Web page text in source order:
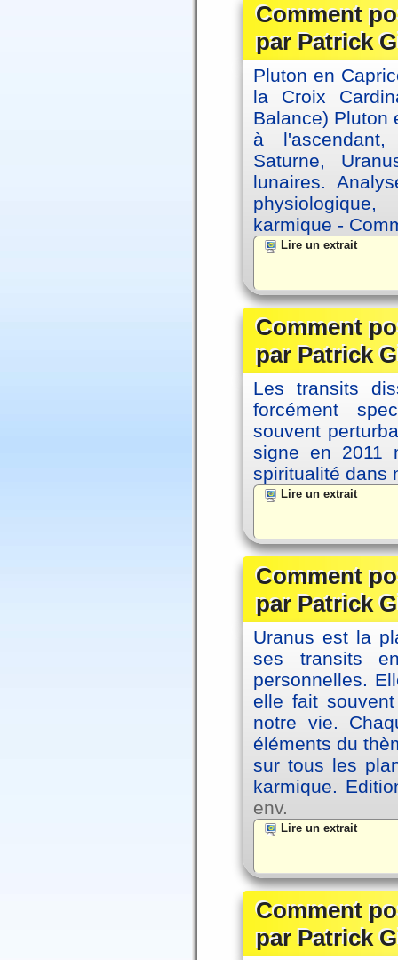
Comment
par Patrick
Pluton en
la Croix
Balance) Pluton
à
Saturne,
lunaires.
karmique -
Lire un extrait
Comment
par Patrick
Les transits
forcément
souvent
signe en 2011
spiritualité dans
Lire un extrait
Comment
par Patrick
Uranus est la
ses transits
personnelles.
elle fait
notre vie.
éléments du
sur tous les
karmique.
env.
Lire un extrait
Comment
par Patrick